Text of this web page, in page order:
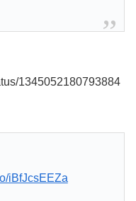
1345052180793884
iBfJcsEEZa